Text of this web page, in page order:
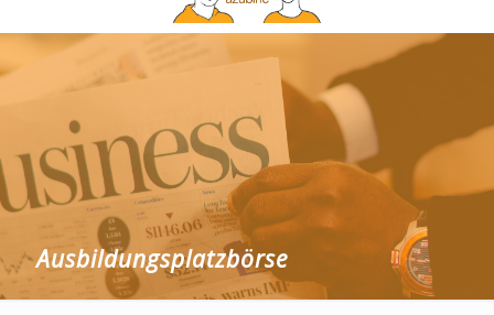
Ausbildungsplatzbörse